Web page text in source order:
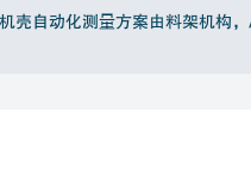
壳自动化测量方案由料架机构